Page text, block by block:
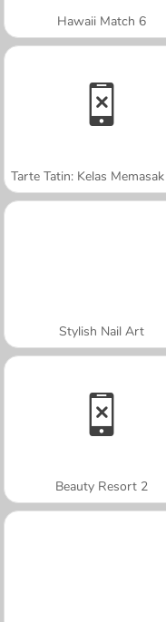
Hawaii Match 6
Stylish Nail Art
Beauty Resort 2